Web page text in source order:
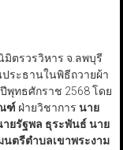
มิตรวรวิหาร จ.ลพบุรี
ประธานในพิธีถวายผ้า
ทธศักราช 2568 โดย
ฑ์ ฝ่ายวิชาการ นาย
ยรัฐพล ธุระพันธ์ นาย
นตรีตำบลเขาพระงาม